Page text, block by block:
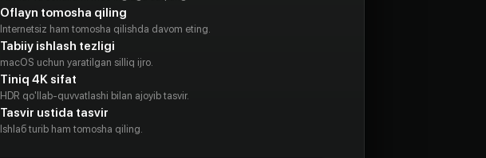
Oflayn tomosha qiling
Internetsiz ham tomosha qilishda davom eting.
Tabiiy ishlash tezligi
macOS uchun yaratilgan silliq ijro.
Tiniq 4K sifat
HDR qo'llab-quvvatlashi bilan ajoyib tasvir.
Tasvir ustida tasvir
Ishlаб turib ham tomosha qiling.